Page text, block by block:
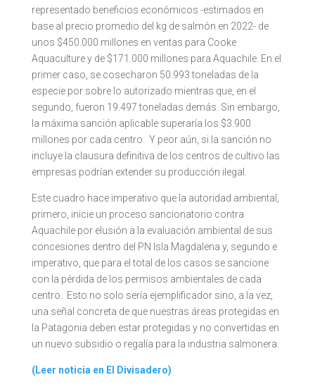
representado beneficios económicos -estimados en
base al precio promedio del kg de salmón en 2022- de
unos $450.000 millones en ventas para Cooke
Aquaculture y de $171.000 millones para Aquachile. En el
primer caso, se cosecharon 50.993 toneladas de la
especie por sobre lo autorizado mientras que, en el
segundo, fueron 19.497 toneladas demás. Sin embargo,
la máxima sanción aplicable superaría los $3.900
millones por cada centro. Y peor aún, si la sanción no
incluye la clausura definitiva de los centros de cultivo las
empresas podrían extender su producción ilegal.
Este cuadro hace imperativo que la autoridad ambiental,
primero, inicie un proceso sancionatorio contra
Aquachile por elusión a la evaluación ambiental de sus
concesiones dentro del PN Isla Magdalena y, segundo e
imperativo, que para el total de los casos se sancione
con la pérdida de los permisos ambientales de cada
centro. Esto no solo sería ejemplificador sino, a la vez,
una señal concreta de que nuestras áreas protegidas en
la Patagonia deben estar protegidas y no convertidas en
un nuevo subsidio o regalía para la industria salmonera.
(Leer noticia en El Divisadero)